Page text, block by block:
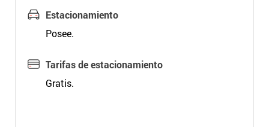
Estacionamiento
Posee.
Tarifas de estacionamiento
Gratis.